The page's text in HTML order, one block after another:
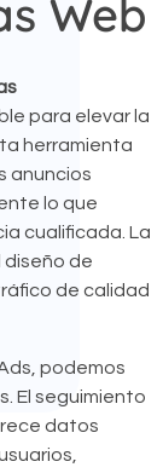
Web
para elevar la
herramienta
anuncios
lo que
cualificada. La
de
de calidad
podemos
El seguimiento
datos